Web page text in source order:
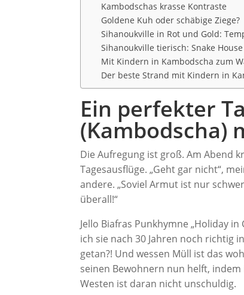
Kambodschas krasse Kontraste
Goldene Kuh oder schäbige Ziege?
Sihanoukville in Rot und Gold:
Sihanoukville tierisch: Snake House
Mit Kindern in Kambodscha zum
Der beste Strand mit Kindern in
Ein perfekter
(Kambodscha)
Die Aufregung ist groß. Am Abend
Tagesausflüge. „Geht gar nicht“,
andere. „Soviel Armut ist nur
überall!“
Jello Biafras Punkhymne „Holiday
ich sie nach 30 Jahren noch richtig
getan?! Und wessen Müll ist das
seinen Bewohnern nun helft,
Westen ist daran nicht unschuldig.